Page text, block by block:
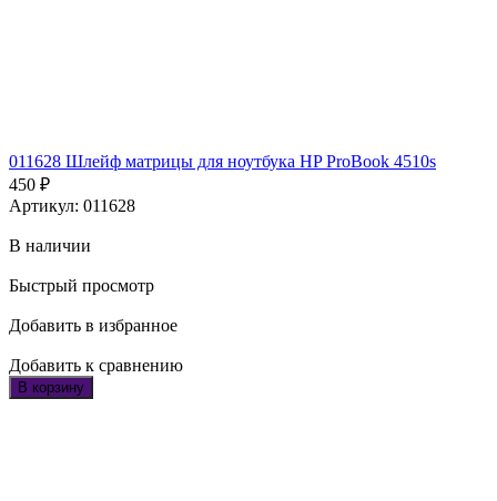
011628 Шлейф матрицы для ноутбука HP ProBook 4510s
450 ₽
Артикул: 011628
В наличии
Быстрый просмотр
Добавить в избранное
Добавить к сравнению
В корзину